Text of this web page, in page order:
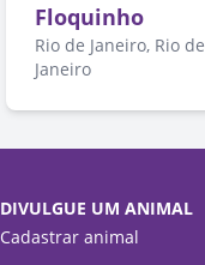
Floquinho
Rio de Janeiro, Rio de
Janeiro
DIVULGUE UM ANIMAL
Cadastrar animal